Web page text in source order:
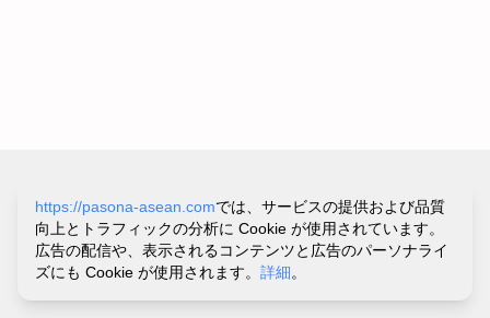
https://pasona-asean.comでは、サービスの提供および品質
向上とトラフィックの分析に Cookie が使用されています。
広告の配信や、表示されるコンテンツと広告のパーソナライ
ズにも Cookie が使用されます。 詳細。
サイトポリシー&プライバシーポリシー
利用規約
お問い合わせ・ヘルプ
© PASONA VIETNAM CO.,LTD.